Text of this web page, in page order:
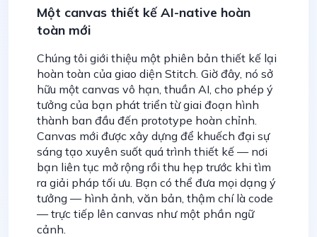
Một canvas thiết kế AI-native hoàn
toàn mới
Chúng tôi giới thiệu một phiên bản thiết kế lại
hoàn toàn của giao diện Stitch. Giờ đây, nó sở
hữu một canvas vô hạn, thuần AI, cho phép ý
tưởng của bạn phát triển từ giai đoạn hình
thành ban đầu đến prototype hoàn chỉnh.
Canvas mới được xây dựng để khuếch đại sự
sáng tạo xuyên suốt quá trình thiết kế — nơi
bạn liên tục mở rộng rồi thu hẹp trước khi tìm
ra giải pháp tối ưu. Bạn có thể đưa mọi dạng ý
tưởng — hình ảnh, văn bản, thậm chí là code
— trực tiếp lên canvas như một phần ngữ
cảnh.